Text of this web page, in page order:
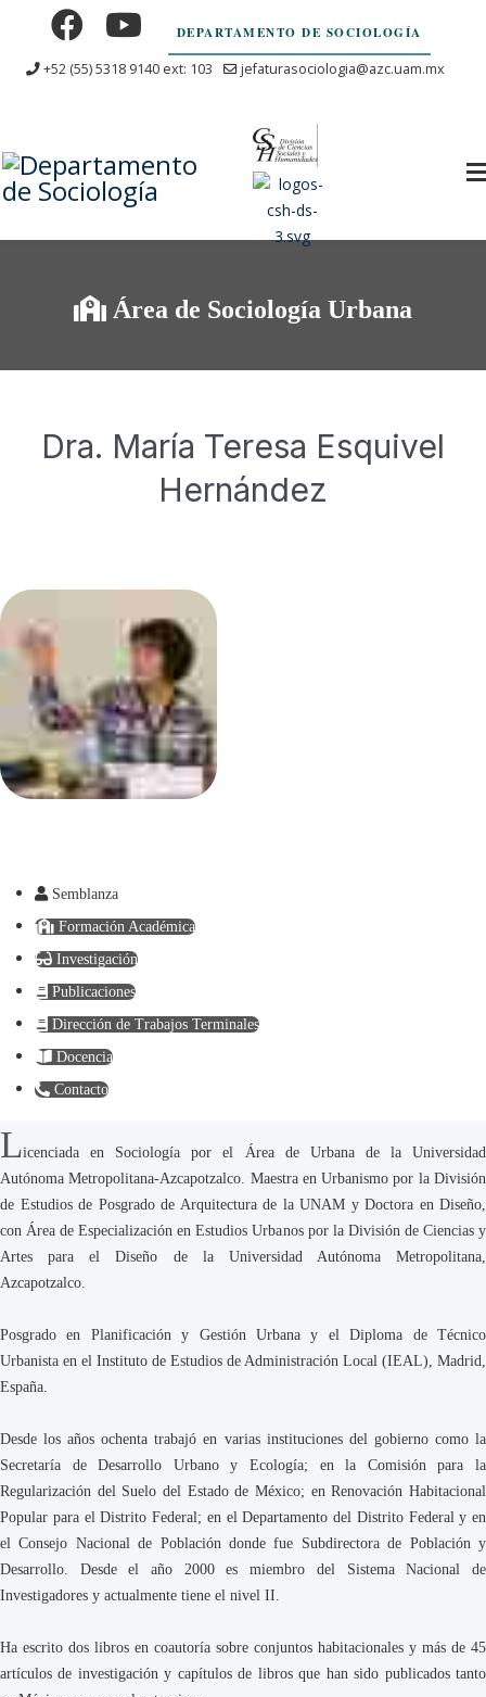
DEPARTAMENTO DE SOCIOLOGÍA
+52 (55) 5318 9140 ext: 103
jefaturasociologia@azc.uam.mx
Área de Sociología Urbana
Dra. María Teresa Esquivel
Hernández
Semblanza
Formación Académica
Investigación
Publicaciones
Dirección de Trabajos Terminales
Docencia
Contacto
Licenciada en Sociología por el Área de Urbana de la Universidad
Autónoma Metropolitana-Azcapotzalco. Maestra en Urbanismo por la División
de Estudios de Posgrado de Arquitectura de la UNAM y Doctora en Diseño,
con Área de Especialización en Estudios Urbanos por la División de Ciencias y
Artes para el Diseño de la Universidad Autónoma Metropolitana,
Azcapotzalco.
Posgrado en Planificación y Gestión Urbana y el Diploma de Técnico
Urbanista en el Instituto de Estudios de Administración Local (IEAL), Madrid,
España.
Desde los años ochenta trabajó en varias instituciones del gobierno como la
Secretaría de Desarrollo Urbano y Ecología; en la Comisión para la
Regularización del Suelo del Estado de México; en Renovación Habitacional
Popular para el Distrito Federal; en el Departamento del Distrito Federal y en
el Consejo Nacional de Población donde fue Subdirectora de Población y
Desarrollo. Desde el año 2000 es miembro del Sistema Nacional de
Investigadores y actualmente tiene el nivel II.
Ha escrito dos libros en coautoría sobre conjuntos habitacionales y más de 45
artículos de investigación y capítulos de libros que han sido publicados tanto